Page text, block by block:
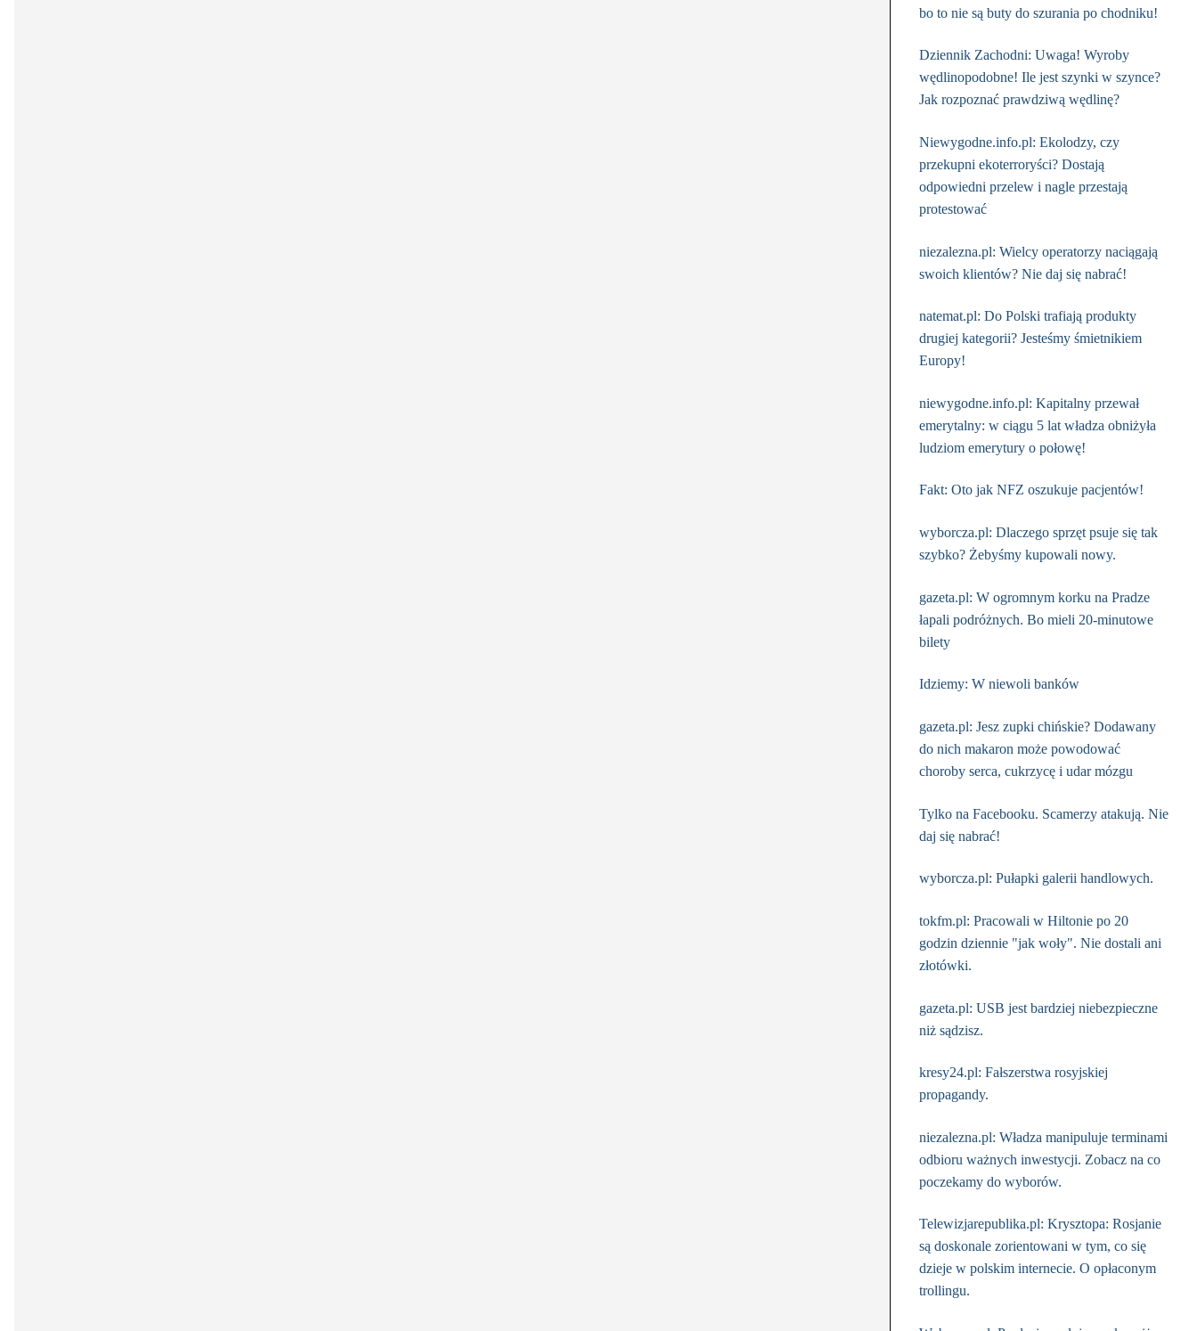
bo to nie są buty do szurania po chodniku!
Dziennik Zachodni: Uwaga! Wyroby
wędlinopodobne! Ile jest szynki w szynce?
Jak rozpoznać prawdziwą wędlinę?
Niewygodne.info.pl: Ekolodzy, czy
przekupni ekoterroryści? Dostają
odpowiedni przelew i nagle przestają
protestować
niezalezna.pl: Wielcy operatorzy naciągają
swoich klientów? Nie daj się nabrać!
natemat.pl: Do Polski trafiają produkty
drugiej kategorii? Jesteśmy śmietnikiem
Europy!
niewygodne.info.pl: Kapitalny przewał
emerytalny: w ciągu 5 lat władza obniżyła
ludziom emerytury o połowę!
Fakt: Oto jak NFZ oszukuje pacjentów!
wyborcza.pl: Dlaczego sprzęt psuje się tak
szybko? Żebyśmy kupowali nowy.
gazeta.pl: W ogromnym korku na Pradze
łapali podróżnych. Bo mieli 20-minutowe
bilety
Idziemy: W niewoli banków
gazeta.pl: Jesz zupki chińskie? Dodawany
do nich makaron może powodować
choroby serca, cukrzycę i udar mózgu
Tylko na Facebooku. Scamerzy atakują. Nie
daj się nabrać!
wyborcza.pl: Pułapki galerii handlowych.
tokfm.pl: Pracowali w Hiltonie po 20
godzin dziennie "jak woły". Nie dostali ani
złotówki.
gazeta.pl: USB jest bardziej niebezpieczne
niż sądzisz.
kresy24.pl: Fałszerstwa rosyjskiej
propagandy.
niezalezna.pl: Władza manipuluje terminami
odbioru ważnych inwestycji. Zobacz na co
poczekamy do wyborów.
Telewizjarepublika.pl: Krysztopa: Rosjanie
są doskonale zorientowani w tym, co się
dzieje w polskim internecie. O opłaconym
trollingu.